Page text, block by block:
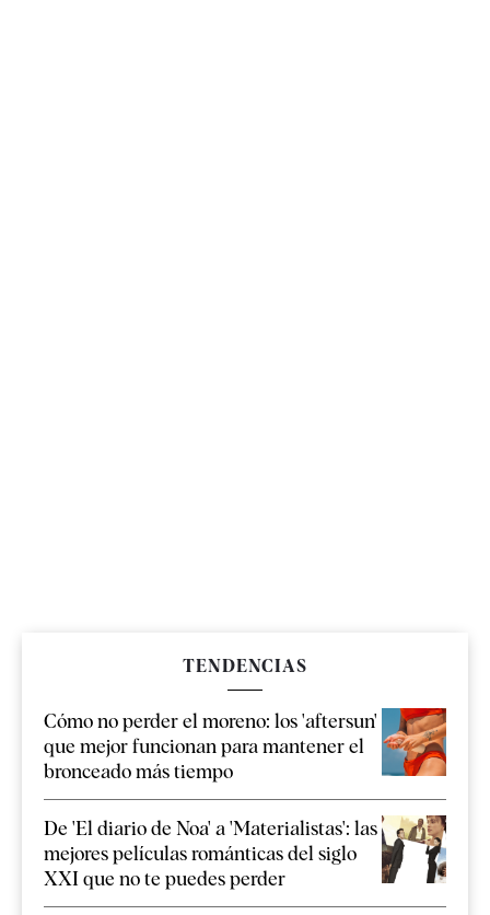
TENDENCIAS
Cómo no perder el moreno: los 'aftersun'
que mejor funcionan para mantener el
bronceado más tiempo
De 'El diario de Noa' a 'Materialistas': las
mejores películas románticas del siglo
XXI que no te puedes perder